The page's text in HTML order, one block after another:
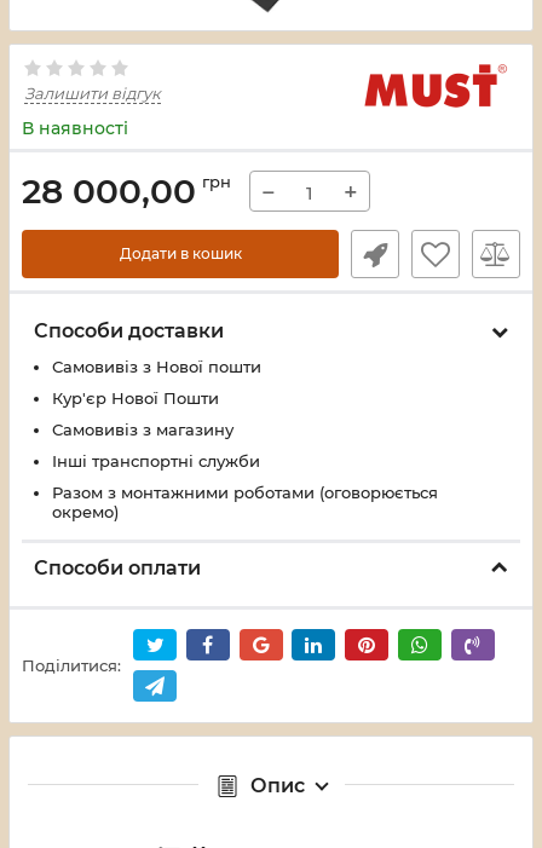
Залишити відгук
В наявності
28 000,00 грн − +
Додати в кошик
Способи доставки
Самовивіз з Нової пошти
Кур'єр Нової Пошти
Самовивіз з магазину
Інші транспортні служби
Разом з монтажними роботами (оговорюється
окремо)
Способи оплати
Поділитися:
Опис